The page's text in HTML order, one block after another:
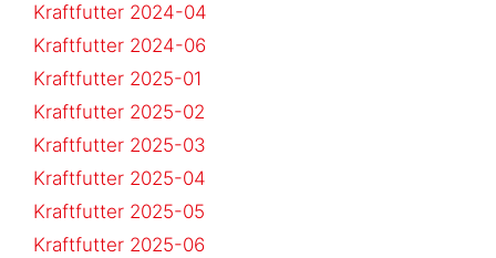
Kraftfutter 2024-04
Kraftfutter 2024-06
Kraftfutter 2025-01
Kraftfutter 2025-02
Kraftfutter 2025-03
Kraftfutter 2025-04
Kraftfutter 2025-05
Kraftfutter 2025-06